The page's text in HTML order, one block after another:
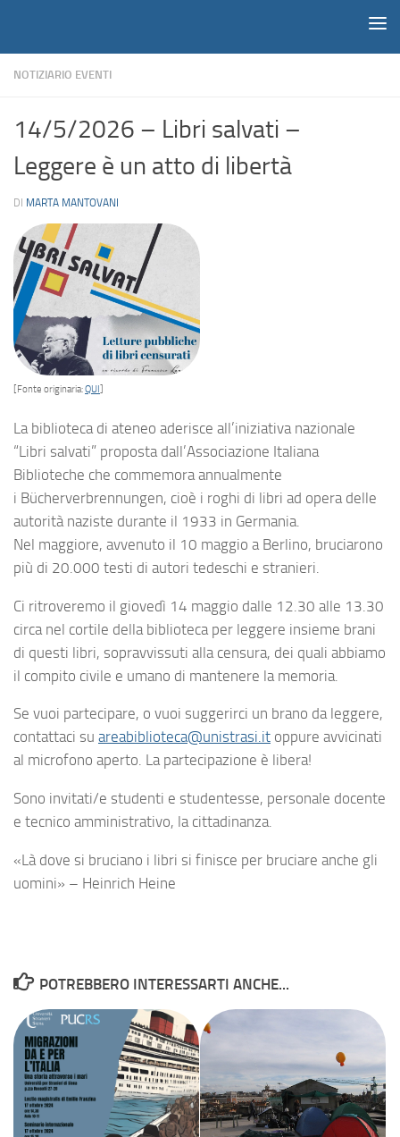
NOTIZIARIO EVENTI
14/5/2026 – Libri salvati –
Leggere è un atto di libertà
DI MARTA MANTOVANI
[Fonte originaria:QUI
La biblioteca di ateneo aderisce all’iniziativa nazionale
“Libri salvati” proposta dall’Associazione Italiana
Biblioteche che commemora annualmente
i Bücherverbrennungen, cioè i roghi di libri ad opera delle
autorità naziste durante il 1933 in Germania.
Nel maggiore, avvenuto il 10 maggio a Berlino, bruciarono
più di 20.000 testi di autori tedeschi e stranieri.
Ci ritroveremo il giovedì 14 maggio dalle 12.30 alle 13.30
circa nel cortile della biblioteca per leggere insieme brani
di questi libri, sopravvissuti alla censura, dei quali abbiamo
il compito civile e umano di mantenere la memoria.
Se vuoi partecipare, o vuoi suggerirci un brano da leggere,
contattaci su areabiblioteca@unistrasi.it oppure avvicinati
al microfono aperto. La partecipazione è libera!
Sono invitati/e studenti e studentesse, personale docente
e tecnico amministrativo, la cittadinanza.
«Là dove si bruciano i libri si finisce per bruciare anche gli
uomini» – Heinrich Heine
POTREBBERO INTERESSARTI ANCHE...